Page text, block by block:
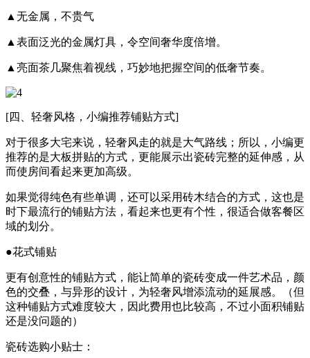
▲无金属，不贵气
▲表面泛光的金属灯具，令空间奢华度倍增。
▲亮面茶几聚焦着视线，巧妙地把握空间的低奢节奏。
[四、轻奢风格，小编推荐铺贴方式]
对于很多大宅来说，轻奢风走的就是大气路线；所以，小编更
推荐的是大板拼贴的方式，更能展示出瓷砖完整的延伸感，从
而使房间看起来更加高级。
如果觉得纯色有些单调，还可以采用砖木结合的方式，这也是
时下最流行的铺贴方法，看起来也更有个性，很适合做客餐区
域的划分。
●花式铺贴
更有创意性的铺贴方式，能让简单的瓷砖变成一件艺术品，颜
色的交叠，与异形的设计，为轻奢风增添流动的延展感。（但
这种铺贴方式难度较大，因此费用也比较高，不过小面积铺贴
还是没问题的）
瓷砖选购小贴士：